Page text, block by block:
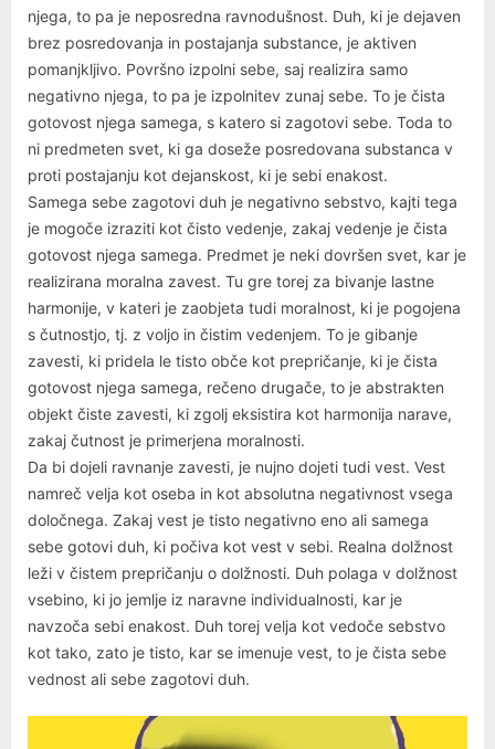
njega, to pa je neposredna ravnodušnost. Duh, ki je dejaven
brez posredovanja in postajanja substance, je aktiven
pomanjkljivo. Površno izpolni sebe, saj realizira samo
negativno njega, to pa je izpolnitev zunaj sebe. To je čista
gotovost njega samega, s katero si zagotovi sebe. Toda to
ni predmeten svet, ki ga doseže posredovana substanca v
proti postajanju kot dejanskost, ki je sebi enakost.
Samega sebe zagotovi duh je negativno sebstvo, kajti tega
je mogoče izraziti kot čisto vedenje, zakaj vedenje je čista
gotovost njega samega. Predmet je neki dovršen svet, kar je
realizirana moralna zavest. Tu gre torej za bivanje lastne
harmonije, v kateri je zaobjeta tudi moralnost, ki je pogojena
s čutnostjo, tj. z voljo in čistim vedenjem. To je gibanje
zavesti, ki pridela le tisto obče kot prepričanje, ki je čista
gotovost njega samega, rečeno drugače, to je abstrakten
objekt čiste zavesti, ki zgolj eksistira kot harmonija narave,
zakaj čutnost je primerjena moralnosti.
Da bi dojeli ravnanje zavesti, je nujno dojeti tudi vest. Vest
namreč velja kot oseba in kot absolutna negativnost vsega
določnega. Zakaj vest je tisto negativno eno ali samega
sebe gotovi duh, ki počiva kot vest v sebi. Realna dolžnost
leži v čistem prepričanju o dolžnosti. Duh polaga v dolžnost
vsebino, ki jo jemlje iz naravne individualnosti, kar je
navzoča sebi enakost. Duh torej velja kot vedoče sebstvo
kot tako, zato je tisto, kar se imenuje vest, to je čista sebe
vednost ali sebe zagotovi duh.